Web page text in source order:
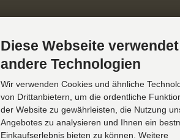
Diese Webseite
andere Technologien
Wir verwenden Cookies und ähnliche
von Drittanbietern, um die ordentliche
der Website zu gewährleisten, die Nutzung
Angebotes zu analysieren und Ihnen ein
Einkaufserlebnis bieten zu können. Weitere